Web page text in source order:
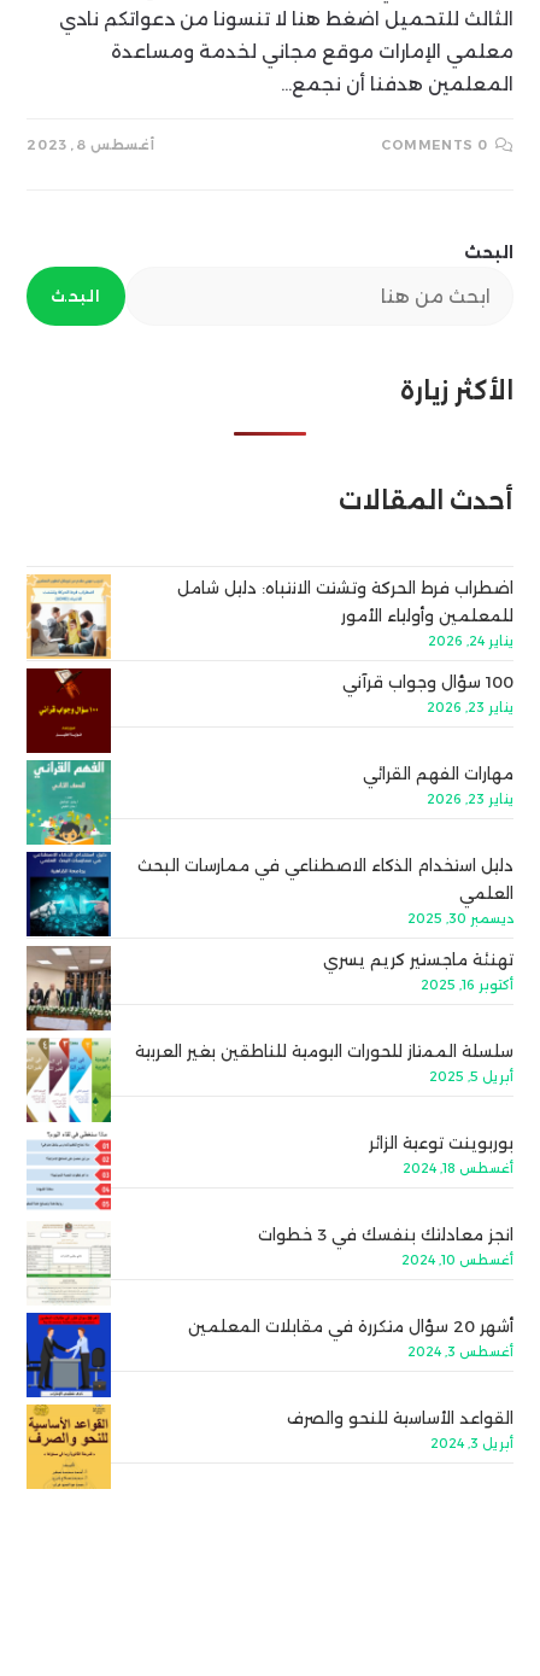
الثالث للتحميل اضغط هنا لا تنسونا من دعواتكم نادي
معلمي الإمارات موقع مجاني لخدمة ومساعدة
المعلمين هدفنا أن نجمع…
0 COMMENTS أغسطس 8, 2023
البحث
البحث
الأكثر زيارة
أحدث المقالات
اضطراب فرط الحركة وتشتت الانتباه: دليل شامل
للمعلمين وأولياء الأمور
يناير 24, 2026
100 سؤال وجواب قرآني
يناير 23, 2026
مهارات الفهم القرائي
يناير 23, 2026
دليل استخدام الذكاء الاصطناعي في ممارسات البحث
العلمي
ديسمبر 30, 2025
تهنئة ماجستير كريم يسري
أكتوبر 16, 2025
سلسلة الممتاز للحورات اليومية للناطقين بغير العربية
أبريل 5, 2025
بوربوينت توعية الزائر
أغسطس 18, 2024
انجز معادلتك بنفسك في 3 خطوات
أغسطس 10, 2024
أشهر 20 سؤال متكررة في مقابلات المعلمين
أغسطس 3, 2024
القواعد الأساسية للنحو والصرف
أبريل 3, 2024